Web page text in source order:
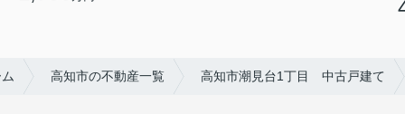
高知市の不動産一覧 高知市潮見台1丁目 中古戸建て